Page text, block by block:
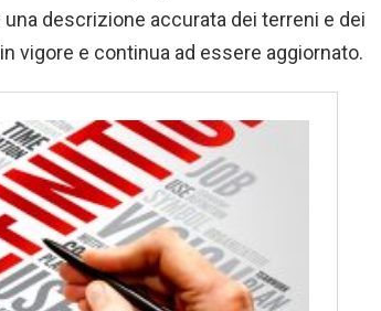
descrizione accurata dei terreni e dei
vigore e continua ad essere aggiornato.